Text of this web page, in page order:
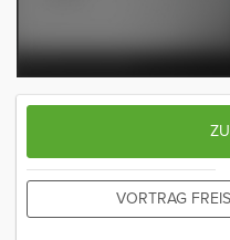
VORTRAG